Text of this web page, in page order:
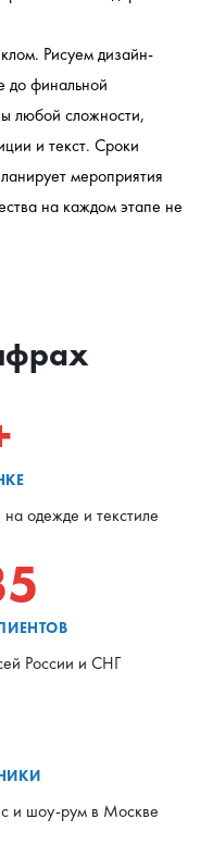
Рисуем дизайн-
до финальной
любой сложности,
и текст. Сроки
мероприятия
на каждом этапе не
одежде и текстиле
России и СНГ
и шоу-рум в Москве